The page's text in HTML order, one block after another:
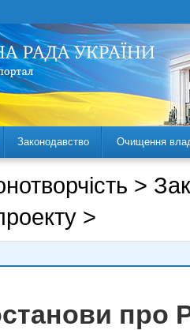
Законодавство Очищення
>
>
про